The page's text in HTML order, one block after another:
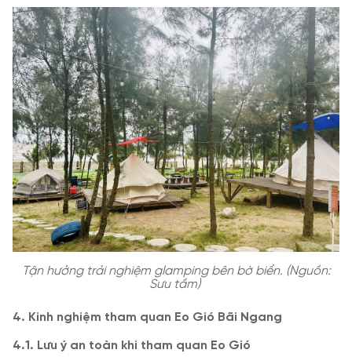
Tận hưởng trải nghiệm glamping bên bờ biển. (Nguồn:
Sưu tầm)
4. Kinh nghiệm tham quan Eo Gió Bãi Ngang
4.1. Lưu ý an toàn khi tham quan Eo Gió